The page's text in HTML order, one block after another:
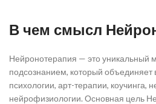
В чем смысл
Нейронотерапия — это уникальный
подсознанием, который объединяет
психологии, арт-терапии, коучинга,
нейрофизиологии. Основная цель